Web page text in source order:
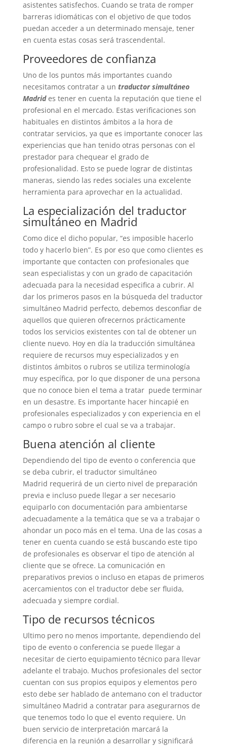
asistentes satisfechos. Cuando se trata de romper
barreras idiomáticas con el objetivo de que todos
puedan acceder a un determinado mensaje, tener
en cuenta estas cosas será trascendental.
Proveedores de confianza
Uno de los puntos más importantes cuando
necesitamos contratar a un traductor simultáneo
Madrides tener en cuenta la reputación que tiene el
profesional en el mercado. Estas verificaciones son
habituales en distintos ámbitos a la hora de
contratar servicios, ya que es importante conocer las
experiencias que han tenido otras personas con el
prestador para chequear el grado de
profesionalidad. Esto se puede lograr de distintas
maneras, siendo las redes sociales una excelente
herramienta para aprovechar en la actualidad.
La especialización del traductor
simultáneo en Madrid
Como dice el dicho popular, “es imposible hacerlo
todo y hacerlo bien”. Es por eso que como clientes es
importante que contacten con profesionales que
sean especialistas y con un grado de capacitación
adecuada para la necesidad especifica a cubrir. Al
dar los primeros pasos en la búsqueda del traductor
simultáneo Madrid perfecto, debemos desconfiar de
aquellos que quieren ofrecernos prácticamente
todos los servicios existentes con tal de obtener un
cliente nuevo. Hoy en día la traducción simultánea
requiere de recursos muy especializados y en
distintos ámbitos o rubros se utiliza terminología
muy específica, por lo que disponer de una persona
que no conoce bien el tema a tratar puede terminar
en un desastre. Es importante hacer hincapié en
profesionales especializados y con experiencia en el
campo o rubro sobre el cual se va a trabajar.
Buena atención al cliente
Dependiendo del tipo de evento o conferencia que
se deba cubrir, el traductor simultáneo
Madrid requerirá de un cierto nivel de preparación
previa e incluso puede llegar a ser necesario
equiparlo con documentación para ambientarse
adecuadamente a la temática que se va a trabajar o
ahondar un poco más en el tema. Una de las cosas a
tener en cuenta cuando se está buscando este tipo
de profesionales es observar el tipo de atención al
cliente que se ofrece. La comunicación en
preparativos previos o incluso en etapas de primeros
acercamientos con el traductor debe ser fluida,
adecuada y siempre cordial.
Tipo de recursos técnicos
Ultimo pero no menos importante, dependiendo del
tipo de evento o conferencia se puede llegar a
necesitar de cierto equipamiento técnico para llevar
adelante el trabajo. Muchos profesionales del sector
cuentan con sus propios equipos y elementos pero
esto debe ser hablado de antemano con el traductor
simultáneo Madrid a contratar para asegurarnos de
que tenemos todo lo que el evento requiere. Un
buen servicio de interpretación marcará la
diferencia en la reunión a desarrollar y significará